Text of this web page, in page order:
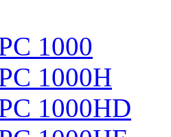
1000
1000H
1000HD